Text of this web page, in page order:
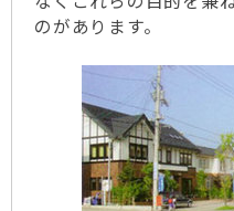
のがあります。